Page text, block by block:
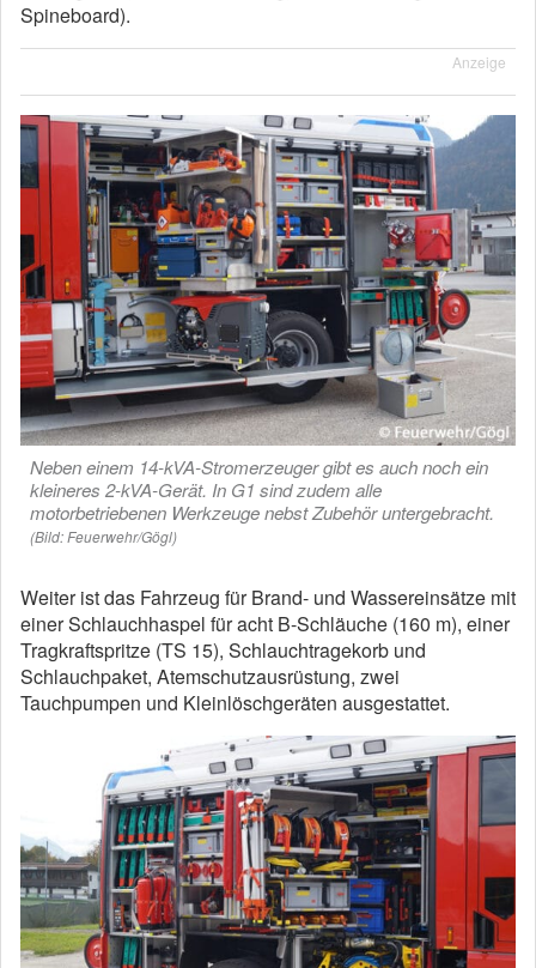
Spineboard).
Anzeige
Neben einem 14-kVA-Stromerzeuger gibt es auch noch ein
kleineres 2-kVA-Gerät. In G1 sind zudem alle
motorbetriebenen Werkzeuge nebst Zubehör untergebracht.
(Bild: Feuerwehr/Gögl)
Weiter ist das Fahrzeug für Brand- und Wassereinsätze mit
einer Schlauchhaspel für acht B-Schläuche (160 m), einer
Tragkraftspritze (TS 15), Schlauchtragekorb und
Schlauchpaket, Atemschutzausrüstung, zwei
Tauchpumpen und Kleinlöschgeräten ausgestattet.